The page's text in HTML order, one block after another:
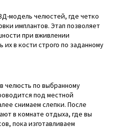
модель челюстей, где четко
имплантов. Этап позволяет
при вживлении
их в кости строго по заданному
челюсть по выбранному
под местной
снимаем слепки. После
в комнате отдыха, где вы
пока изготавливаем